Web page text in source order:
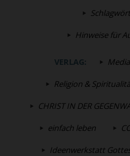
Hinweise für
VERLAG:
Religion &
CHRIST IN DER
einfach leben
Ideenwerkstatt